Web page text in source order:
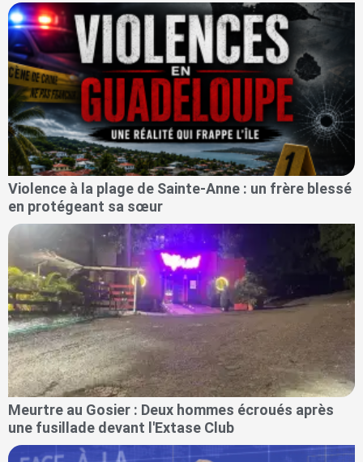
Violence à la plage de Sainte-Anne : un frère blessé
en protégeant sa sœur
Meurtre au Gosier : Deux hommes écroués après
une fusillade devant l'Extase Club